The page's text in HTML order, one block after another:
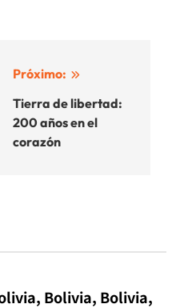
Próximo:
Tierra de libertad:
200 años en el
corazón
Bolivia, Bolivia,